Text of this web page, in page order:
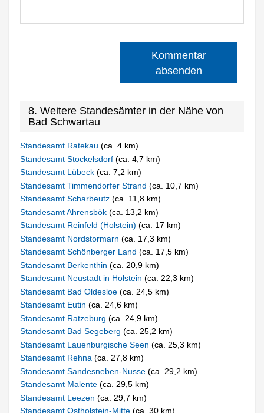
Kommentar
absenden
8. Weitere Standesämter in der Nähe von
Bad Schwartau
Standesamt Ratekau(ca. 4 km)
Standesamt Stockelsdorf(ca. 4,7 km)
Standesamt Lübeck(ca. 7,2 km)
Standesamt Timmendorfer Strand(ca. 10,7 km)
Standesamt Scharbeutz(ca. 11,8 km)
Standesamt Ahrensbök(ca. 13,2 km)
Standesamt Reinfeld (Holstein)(ca. 17 km)
Standesamt Nordstormarn(ca. 17,3 km)
Standesamt Schönberger Land(ca. 17,5 km)
Standesamt Berkenthin(ca. 20,9 km)
Standesamt Neustadt in Holstein(ca. 22,3 km)
Standesamt Bad Oldesloe(ca. 24,5 km)
Standesamt Eutin(ca. 24,6 km)
Standesamt Ratzeburg(ca. 24,9 km)
Standesamt Bad Segeberg(ca. 25,2 km)
Standesamt Lauenburgische Seen(ca. 25,3 km)
Standesamt Rehna(ca. 27,8 km)
Standesamt Sandesneben-Nusse(ca. 29,2 km)
Standesamt Malente(ca. 29,5 km)
Standesamt Leezen(ca. 29,7 km)
Standesamt Ostholstein-Mitte(ca. 30 km)